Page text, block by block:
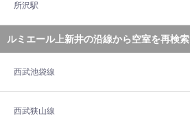
所沢駅
ルミエール上新井の沿線から空室を再検索
西武池袋線
西武狭山線